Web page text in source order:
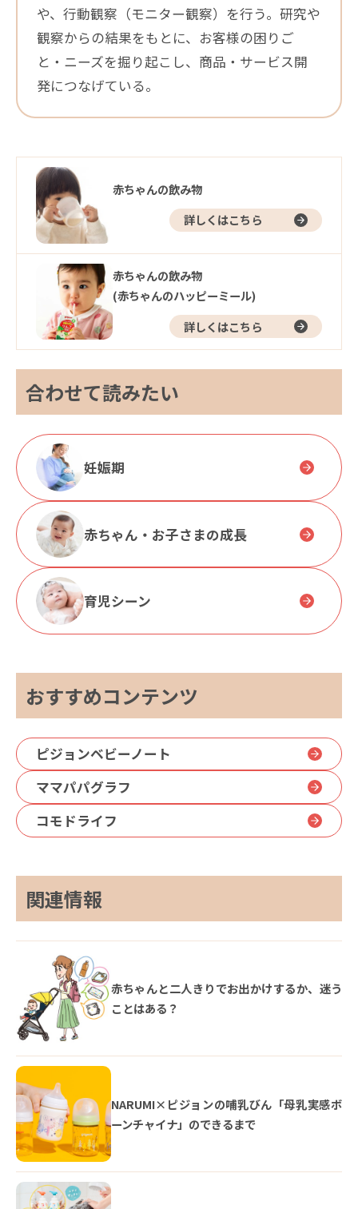
や、行動観察（モニター観察）を行う。研究や
観察からの結果をもとに、お客様の困りご
と・ニーズを掘り起こし、商品・サービス開
発につなげている。
赤ちゃんの飲み物
詳しくはこちら
赤ちゃんの飲み物
(赤ちゃんのハッピーミール)
詳しくはこちら
合わせて読みたい
妊娠期
赤ちゃん・お子さまの成長
育児シーン
おすすめコンテンツ
ピジョンベビーノート
ママパパグラフ
コモドライフ
関連情報
赤ちゃんと二人きりでお出かけするか、迷う
ことはある？
NARUMI×ピジョンの哺乳びん「母乳実感ボ
ーンチャイナ」のできるまで